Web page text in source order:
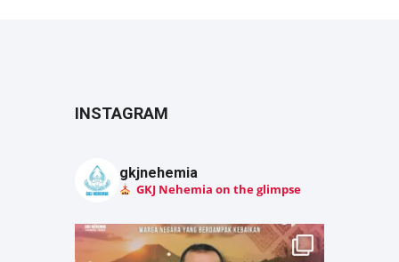
INSTAGRAM
gkjnehemia
GKJ Nehemia on the glimpse